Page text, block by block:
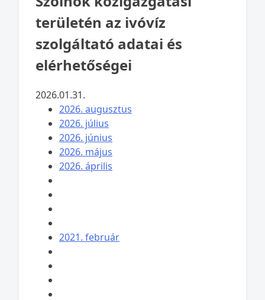
területén az ivóvíz
szolgáltató adatai és
elérhetőségei
2026.01.31.
2026. augusztus
2026. július
2026. június
2026. május
2026. április
2021. február